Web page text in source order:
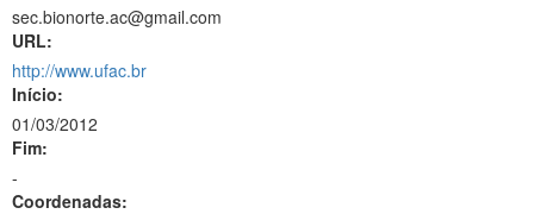
sec.bionorte.ac@gmail.com
URL:
http://www.ufac.br
Início:
01/03/2012
Fim:
-
Coordenadas: